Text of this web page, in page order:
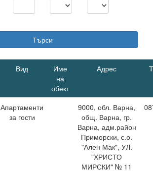
Вид
Име
на
обект
Адрес
Апартаменти
за гости
9000, обл. Варна,
общ. Варна, гр.
Варна, адм.район
Приморски, с.о.
"Ален Мак", УЛ.
"ХРИСТО
МИРСКИ" № 11